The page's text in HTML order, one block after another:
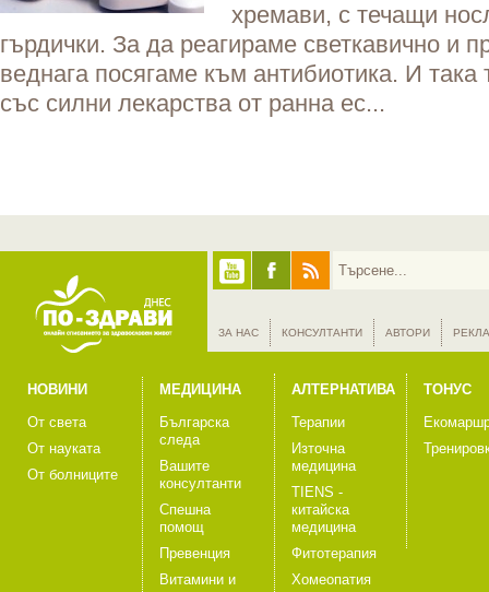
хремави, с течащи
гърдички. За да реагираме светкавично и
веднага посягаме към антибиотика. И
със силни лекарства от ранна ес...
ЗА НАС КОНСУЛТАНТИ АВТОРИ
НОВИНИ
От света
От науката
От болниците
МЕДИЦИНА
Българска
следа
Вашите
консултанти
Спешна
помощ
Превенция
Витамини и
АЛТЕРНАТИВА
Терапии
Източна
медицина
TIENS -
китайска
медицина
Фитотерапия
Хомеопатия
ТОНУС